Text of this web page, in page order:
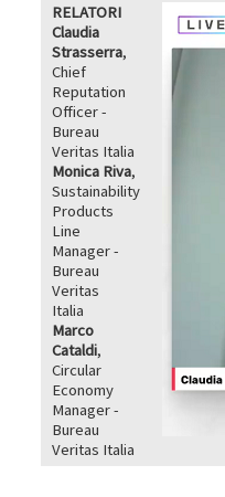
RELATORI
Claudia
Strasserra,
Chief
Reputation
Officer -
Bureau
Veritas Italia
Monica Riva,
Sustainability
Products
Line
Manager -
Bureau
Veritas
Italia
Marco
Cataldi,
Circular
Economy
Manager -
Bureau
Veritas Italia
Image